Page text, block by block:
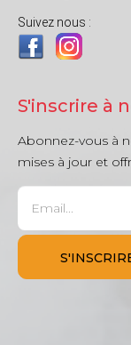
Suivez nous :
S'inscrire à
Abonnez-vous à
mises à jour et